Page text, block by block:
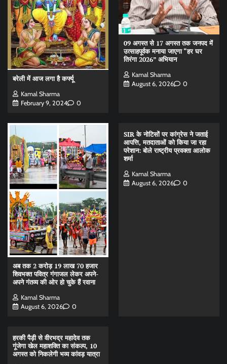
बरेली में आज लगा है कर्फ्यू
Kamal Sharma
February 9, 2024
0
09 अगस्त से 17 अगस्त तक जनपद में
उत्साहपूर्वक मनाया जाएगा “हर घर
तिरंगा 2026” अभियान
Kamal Sharma
August 6, 2026
0
अब तक 2 करोड़ 19 लाख 70 हजार
शिवभक्त पवित्र गंगाजल लेकर अपने-
अपने गंतव्य की ओर हो चुके हैं रवाना
Kamal Sharma
August 6, 2026
0
SIR के नोटिसों पर कांग्रेस ने जताई
आपत्ति, मतदाताओं को किया जा रहा
परेशान: बोले राष्ट्रीय प्रवक्ता आलोक
शर्मा
Kamal Sharma
August 6, 2026
0
हरकी पैड़ी से वीरभद्र महादेव तक
गूंजेगा खेल महाशक्ति का संकल्प, 10
अगस्त को निकलेगी भव्य कांवड़ यात्रा